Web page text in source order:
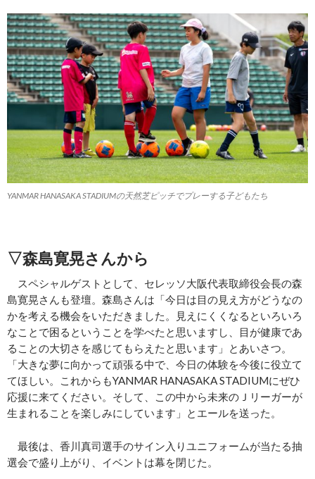
YANMAR HANASAKA STADIUMの天然芝ピッチでプレーする子どもたち
▽森島寛晃さんから
スペシャルゲストとして、セレッソ大阪代表取締役会長の森
島寛晃さんも登壇。森島さんは「今日は目の見え方がどうなの
かを考える機会をいただきました。見えにくくなるといろいろ
なことで困るということを学べたと思いますし、目が健康であ
ることの大切さを感じてもらえたと思います」とあいさつ。
「大きな夢に向かって頑張る中で、今日の体験を今後に役立て
てほしい。これからもYANMAR HANASAKA STADIUMにぜひ
応援に来てください。そして、この中から未来のＪリーガーが
生まれることを楽しみにしています」とエールを送った。
最後は、香川真司選手のサイン入りユニフォームが当たる抽
選会で盛り上がり、イベントは幕を閉じた。